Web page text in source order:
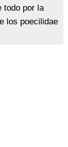
todo por la
los poecilidae